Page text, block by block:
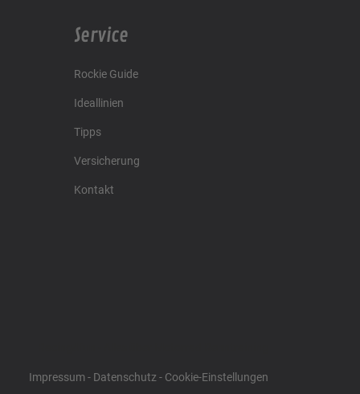
Service
Rockie Guide
Ideallinien
Tipps
Versicherung
Kontakt
Impressum - Datenschutz- Cookie-Einstellungen